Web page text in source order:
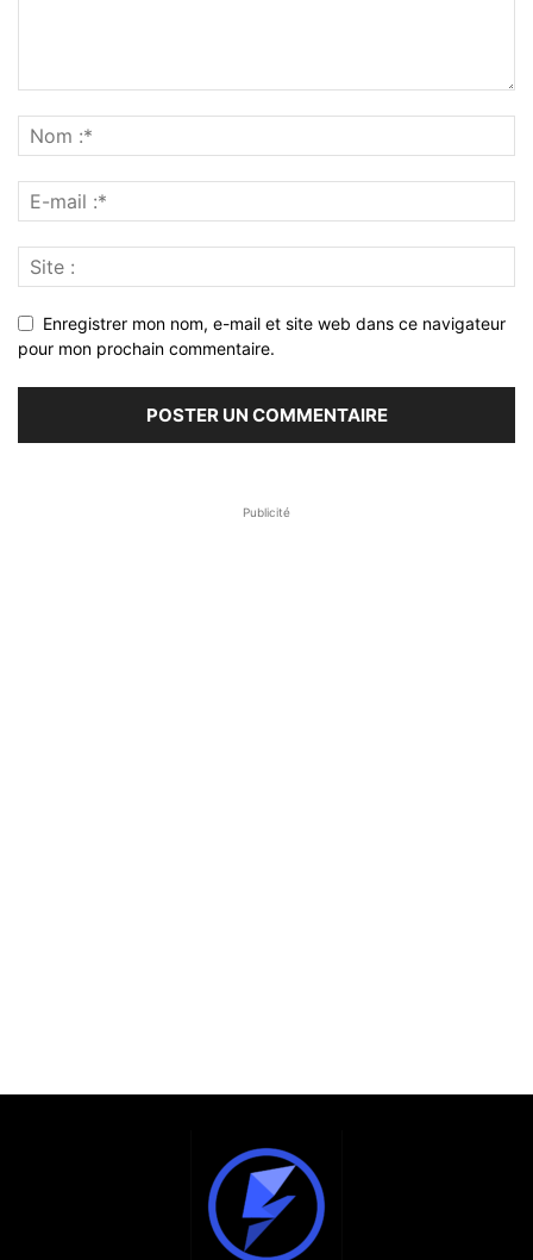
Enregistrer mon nom, e-mail et site web dans ce navigateur
pour mon prochain commentaire.
Publicité